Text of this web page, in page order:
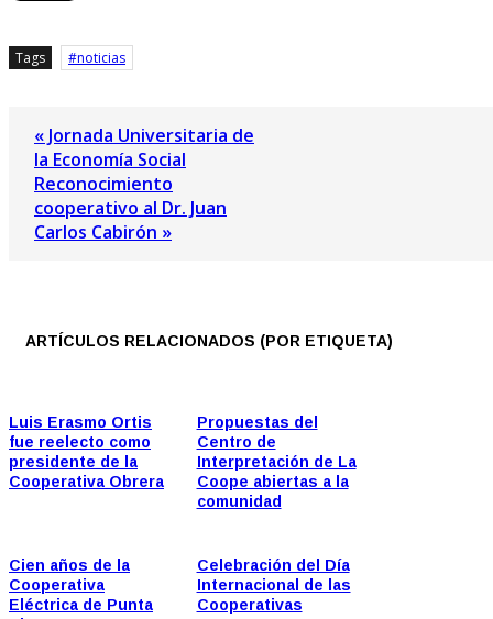
Tags noticias
« Jornada Universitaria de
la Economía Social
Reconocimiento
cooperativo al Dr. Juan
Carlos Cabirón »
ARTÍCULOS RELACIONADOS (POR ETIQUETA)
Luis Erasmo Ortis
fue reelecto como
presidente de la
Cooperativa Obrera
Propuestas del
Centro de
Interpretación de La
Coope abiertas a la
comunidad
Cien años de la
Cooperativa
Eléctrica de Punta
Celebración del Día
Internacional de las
Cooperativas